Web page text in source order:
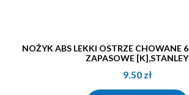
NOŻYK ABS LEKKI OSTRZE CHOWANE 62MM 1 OSTRZE
ZAPASOWE [K],STANLEY
9.50 zł